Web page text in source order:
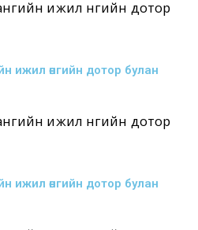
ижил өнгийн дотор булан
ижил өнгийн дотор булан